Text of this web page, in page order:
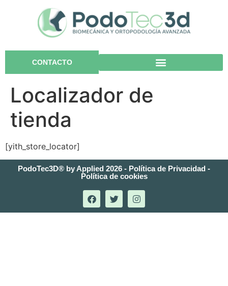
CONTACTO
Localizador de
tienda
[yith_store_locator]
PodoTec3D® by Applied 2026 - Política de Privacidad -
Política de cookies